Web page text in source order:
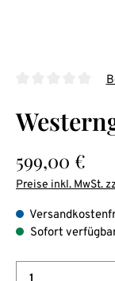
Regulärer Preis:
599,00 €
Preise inkl. MwSt.
Sofort
Produkt